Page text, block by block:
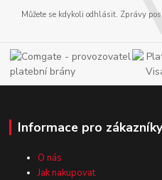
Můžete se kdykoli odhlásit. Zprávy
Informace pro zákazníky
O nás
Jak nakupovat